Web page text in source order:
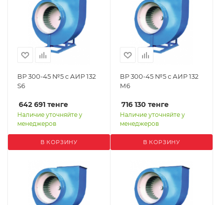
ВР 300-45 №5 с АИР 132
S6
642 691 тенге
Наличие уточняйте у
менеджеров
В КОРЗИНУ
ВР 300-45 №5 с АИР 132
М6
716 130 тенге
Наличие уточняйте у
менеджеров
В КОРЗИНУ